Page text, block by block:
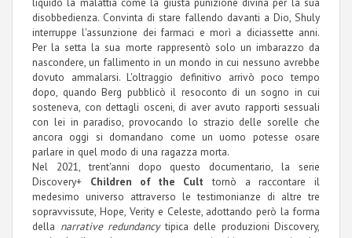
disobbedienza. Convinta di stare fallendo davanti a Dio, Shuly
interruppe l'assunzione dei farmaci e morì a diciassette anni.
Per la setta la sua morte rappresentò solo un imbarazzo da
nascondere, un fallimento in un mondo in cui nessuno avrebbe
dovuto ammalarsi. L'oltraggio definitivo arrivò poco tempo
dopo, quando Berg pubblicò il resoconto di un sogno in cui
sosteneva, con dettagli osceni, di aver avuto rapporti sessuali
con lei in paradiso, provocando lo strazio delle sorelle che
ancora oggi si domandano come un uomo potesse osare
parlare in quel modo di una ragazza morta.
Nel 2021, trent'anni dopo questo documentario, la serie
Discovery+ Children of the Cult tornò a raccontare il
medesimo universo attraverso le testimonianze di altre tre
sopravvissute, Hope, Verity e Celeste, adottando però la forma
della narrative redundancytipica delle produzioni Discovery,